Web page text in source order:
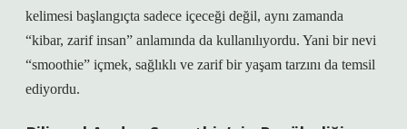
kelimesi başlangıçta sadece içeceği değil, aynı zamanda
“kibar, zarif insan” anlamında da kullanılıyordu. Yani bir nevi
“smoothie” içmek, sağlıklı ve zarif bir yaşam tarzını da temsil
ediyordu.